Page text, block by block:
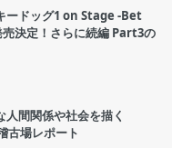
ードッグ1 on Stage -Bet
決定！さらに続編 Part3の
人間関係や社会を描く
古場レポート